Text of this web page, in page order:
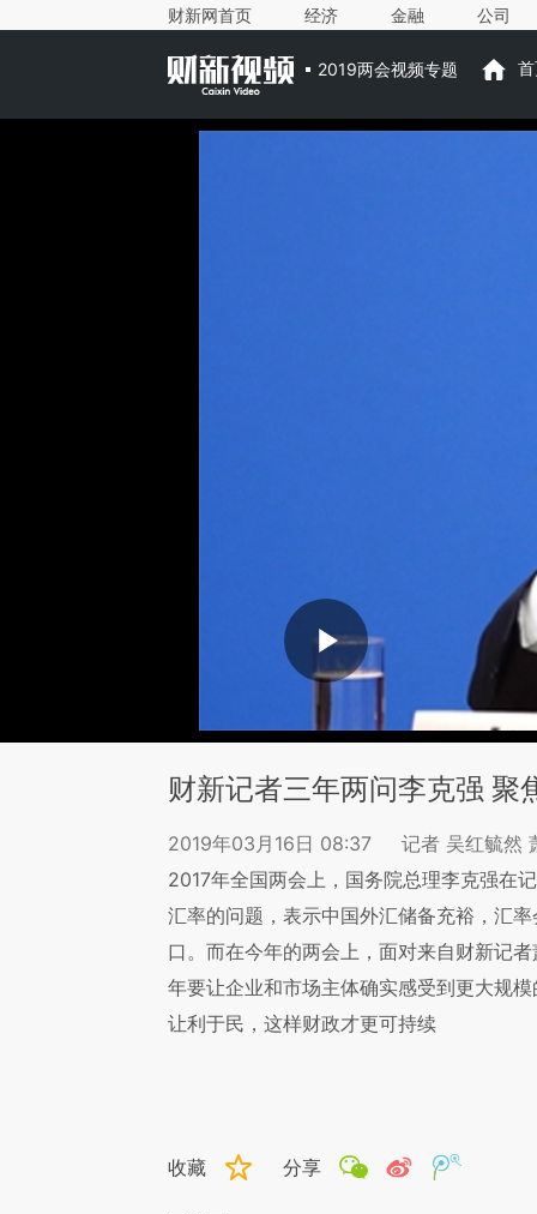
财新网首页 经济 金融 公司
2019两会视频专题
财新记者三年两问李克强 聚
2019年03月16日 08:37
记者 吴红毓然
2017年全国两会上，国务院总理李克强在
汇率的问题，表示中国外汇储备充裕，汇
口。而在今年的两会上，面对来自财新记
年要让企业和市场主体确实感受到更大规
让利于民，这样财政才更可持续
收藏 分享